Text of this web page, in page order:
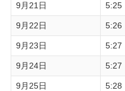
9月21日 5:25
9月22日 5:26
9月23日 5:27
9月24日 5:27
9月25日 5:28